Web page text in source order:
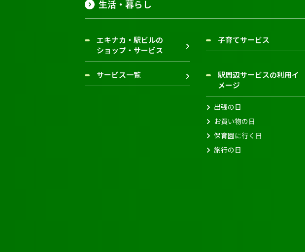
生活・暮らし
エキナカ・駅ビルの
ショップ・サービス
子育てサービス
サービス一覧
駅周辺サービスの利用イ
メージ
出張の日
お買い物の日
保育園に行く日
旅行の日